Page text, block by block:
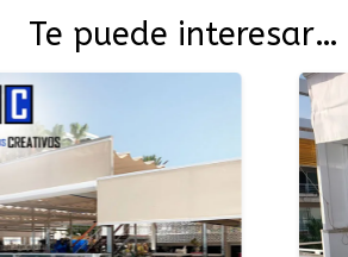
Te puede interesar…